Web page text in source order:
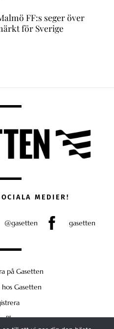
FF:s seger över
för Sverige
MEDIER!
@gasetten gasetten
på Gasetten
Gasetten
Plus